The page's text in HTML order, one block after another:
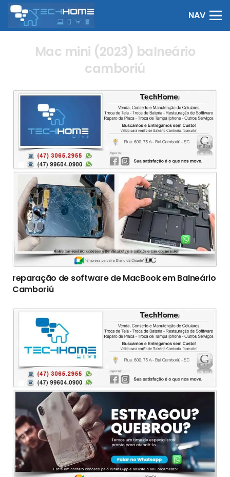
NAV
Mac mini (2023) balneário
camboriú
reparação de software de MacBook em Balneário
Camboriú